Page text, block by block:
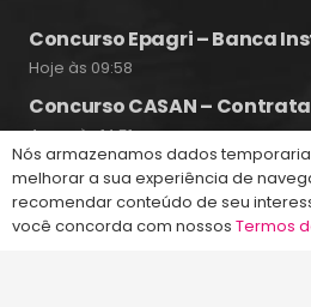
Concurso Epagri – Banca
Hoje às 09:58
Concurso CASAN –
4 ago às 14:51
Concurso Guarda Municipal
Camboriú 2026
4 ago às 10:17
Nós armazenamos dados
melhorar a sua experiência de
recomendar conteúdo de seu
você concorda com nossos Termos